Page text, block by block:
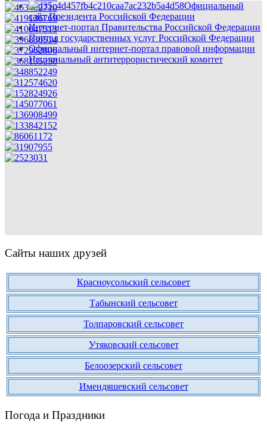
Официальный
сайт Президента Российской Федерации
Интернет-портал Правительства Российской Федерации
Портал государственных услуг Российской Федерации
Официальный интернет-портал правовой информации
Национальный антитеррористический комитет
Сайты наших друзей
Красноусольский сельсовет
Табынский сельсовет
Толпаровский сельсовет
Утяковский сельсовет
Белоозерский сельсовет
Имендяшевский сельсовет
Погода и Праздники